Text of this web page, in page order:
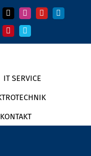
X InstagramYouTubeLinkedIn
PinterestVimeo
IT SERVICE
KONTAKT